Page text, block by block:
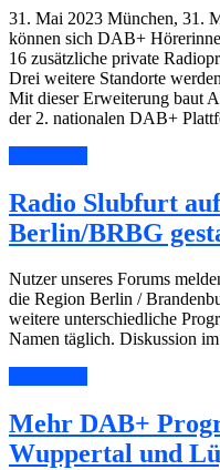
31. Mai 2023 München, 31.
können sich DAB+
16 zusätzliche private
Drei weitere Standorte
Mit dieser Erweiterung baut
der 2. nationalen DAB+
Radio Slubfurt
Berlin/BRBG
Nutzer unseres Forums
die Region Berlin /
weitere unterschiedliche
Namen täglich. Diskussion
Mehr DAB+
Wuppertal und